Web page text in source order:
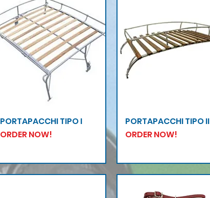
Vista rapida
PORTAPACCHI TIPO I
ORDER NOW!
Vista rapida
PORTAPACCHI TIPO II
ORDER NOW!